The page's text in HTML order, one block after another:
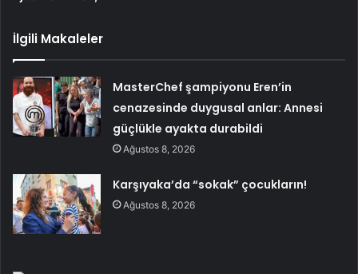
İlgili Makaleler
MasterChef şampiyonu Eren’in
cenazesinde duygusal anlar: Annesi
güçlükle ayakta durabildi
Ağustos 8, 2026
Karşıyaka’da “sokak” çocukların!
Ağustos 8, 2026